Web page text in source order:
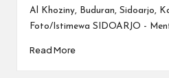
Al Khoziny, Buduran, Sidoarjo,
Foto/Istimewa SIDOARJO -
Read More